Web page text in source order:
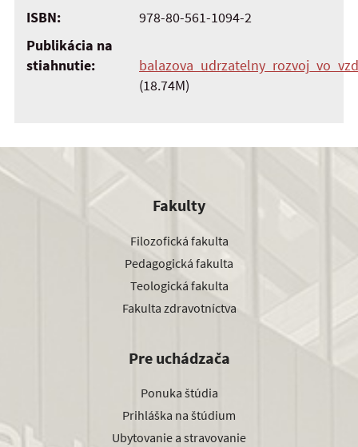
ISBN:
978-80-561-1094-2
Publikácia na
stiahnutie:
(18.74M)
Fakulty
Filozofická fakulta
Pedagogická fakulta
Teologická fakulta
Fakulta zdravotníctva
Pre uchádzača
Ponuka štúdia
Prihláška na štúdium
Ubytovanie a stravovanie